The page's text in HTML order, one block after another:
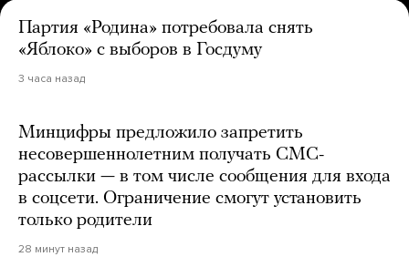
Партия «Родина» потребовала снять
«Яблоко» с выборов в Госдуму
3 часа назад
Минцифры предложило запретить
несовершеннолетним получать СМС-
рассылки — в том числе сообщения для входа
в соцсети. Ограничение смогут установить
только родители
28 минут назад